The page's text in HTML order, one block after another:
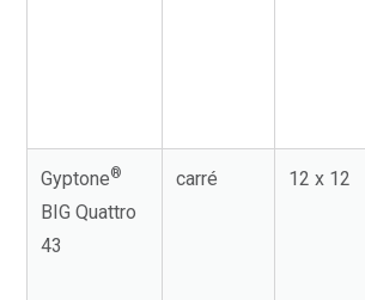
Gyptone®
BIG Quattro
43
carré 12 x 12